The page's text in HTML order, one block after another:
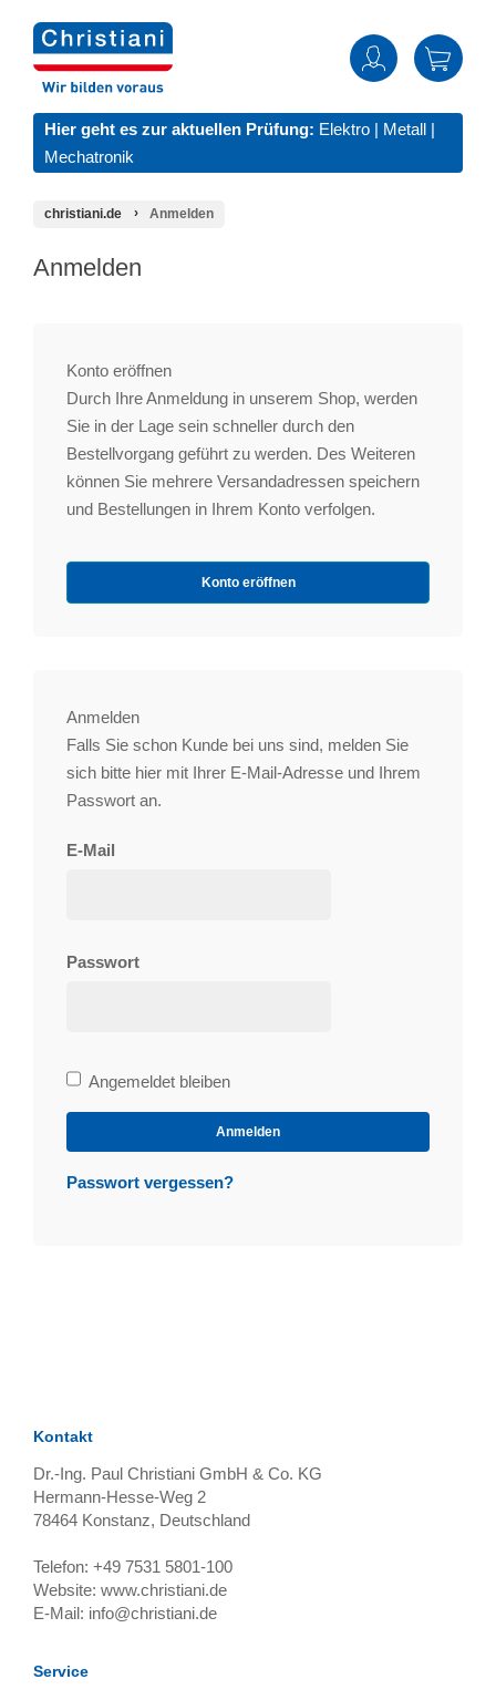
Hier geht es zur aktuellen Prüfung: Elektro | Metall |
Mechatronik
christiani.de Anmelden
Anmelden
Konto eröffnen
Durch Ihre Anmeldung in unserem Shop, werden
Sie in der Lage sein schneller durch den
Bestellvorgang geführt zu werden. Des Weiteren
können Sie mehrere Versandadressen speichern
und Bestellungen in Ihrem Konto verfolgen.
Konto eröffnen
Anmelden
Falls Sie schon Kunde bei uns sind, melden Sie
sich bitte hier mit Ihrer E-Mail-Adresse und Ihrem
Passwort an.
E-Mail
Passwort
Bleibe
angemeldet
Angemeldet bleiben
Anmelden
Passwort vergessen?
Kontakt
Dr.-Ing. Paul Christiani GmbH & Co. KG
Hermann-Hesse-Weg 2
78464 Konstanz, Deutschland
Telefon: +49 7531 5801-100
Website: www.christiani.de
E-Mail: info@christiani.de
Service